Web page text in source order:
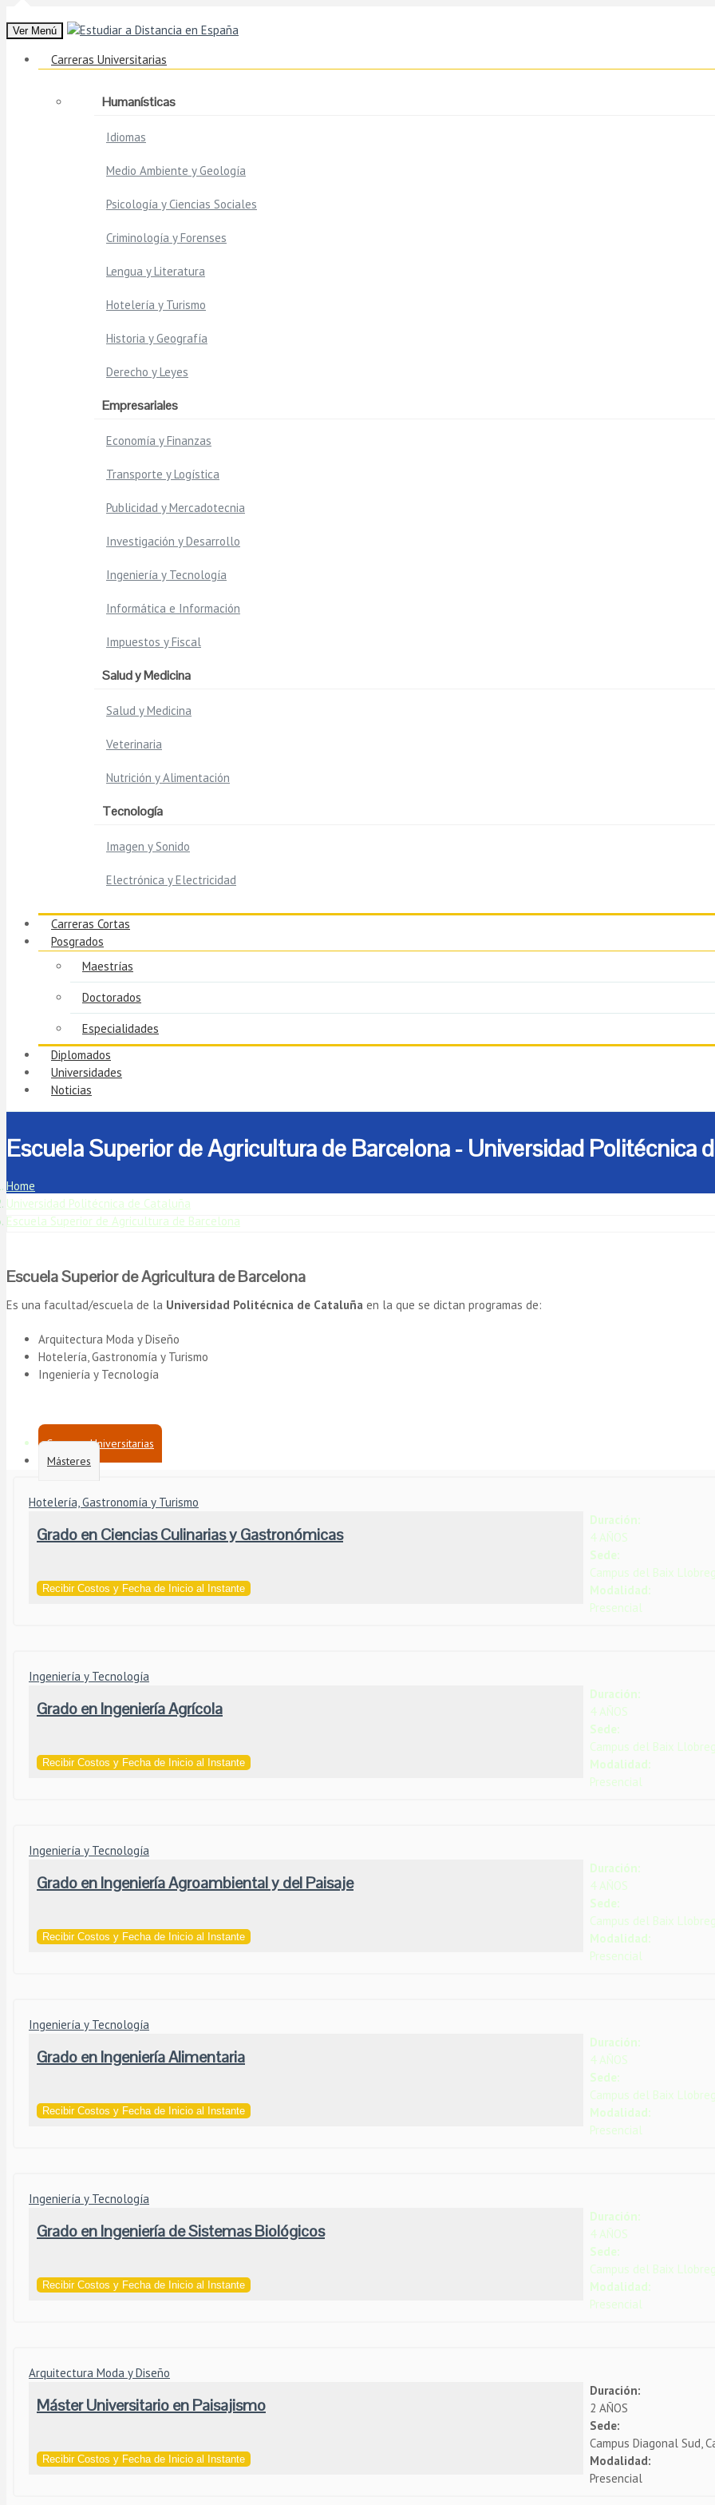
Ver Menú
Carreras Universitarias
Humanísticas
Idiomas
Medio Ambiente y Geología
Psicología y Ciencias Sociales
Criminología y Forenses
Lengua y Literatura
Hotelería y Turismo
Historia y Geografía
Derecho y Leyes
Empresariales
Economía y Finanzas
Transporte y Logística
Publicidad y Mercadotecnia
Investigación y Desarrollo
Ingeniería y Tecnología
Informática e Información
Impuestos y Fiscal
Salud y Medicina
Salud y Medicina
Veterinaria
Nutrición y Alimentación
Tecnología
Imagen y Sonido
Electrónica y Electricidad
Carreras Cortas
Posgrados
Maestrías
Doctorados
Especialidades
Diplomados
Universidades
Noticias
Escuela Superior de Agricultura de Barcelona - Universidad Politécnica
Home
Universidad Politécnica de Cataluña
Escuela Superior de Agricultura de Barcelona
Escuela Superior de Agricultura de Barcelona
Es una facultad/escuela de la Universidad Politécnica de Cataluña en la que se dictan programas de:
Arquitectura Moda y Diseño
Hotelería, Gastronomía y Turismo
Ingeniería y Tecnología
Carreras Universitarias
Másteres
Hotelería, Gastronomía y Turismo
Grado en Ciencias Culinarias y Gastronómicas
Recibir Costos y Fecha de Inicio al Instante
Duración:
4 AÑOS
Sede:
Campus del Baix
Modalidad:
Presencial
Ingeniería y Tecnología
Grado en Ingeniería Agrícola
Recibir Costos y Fecha de Inicio al Instante
Duración:
4 AÑOS
Sede:
Campus del Baix
Modalidad:
Presencial
Ingeniería y Tecnología
Grado en Ingeniería Agroambiental y del Paisaje
Recibir Costos y Fecha de Inicio al Instante
Duración:
4 AÑOS
Sede:
Campus del Baix
Modalidad:
Presencial
Ingeniería y Tecnología
Grado en Ingeniería Alimentaria
Recibir Costos y Fecha de Inicio al Instante
Duración:
4 AÑOS
Sede:
Campus del Baix
Modalidad:
Presencial
Ingeniería y Tecnología
Grado en Ingeniería de Sistemas Biológicos
Recibir Costos y Fecha de Inicio al Instante
Duración:
4 AÑOS
Sede:
Campus del Baix
Modalidad:
Presencial
Arquitectura Moda y Diseño
Máster Universitario en Paisajismo
Recibir Costos y Fecha de Inicio al Instante
Duración:
2 AÑOS
Sede:
Campus Diagonal Sud,
Modalidad:
Presencial